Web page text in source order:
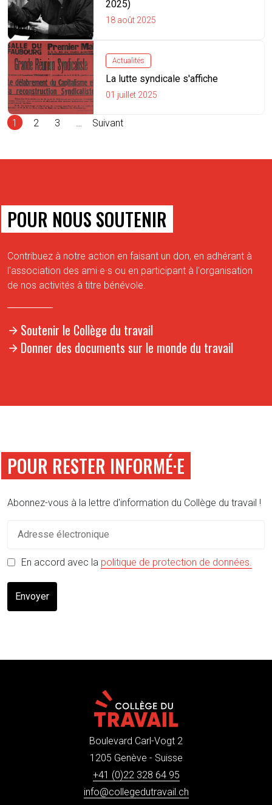
2025)
18 août 2025
Actualités
La lutte syndicale s'affiche
01 juillet 2025
1 2 3 Suivant
POUR NOUS SOUTENIR
Contribuez à notre action en faisant un don, en adhérant à
l'association des ami·e·s ou en participant à l'organisation
de nos activités à titre bénévole.
Soutenir le Collège du travail
Donner des documents sur le monde du travail
POUR RESTER INFORMÉ·E
Abonnez-vous à la lettre d'information du Collège du travail !
En accord avec la politique de protection de données.
Envoyer
Boulevard Carl-Vogt 2
1205 Genève - Suisse
+41 (0)22 328 64 95
info@collegedutravail.ch